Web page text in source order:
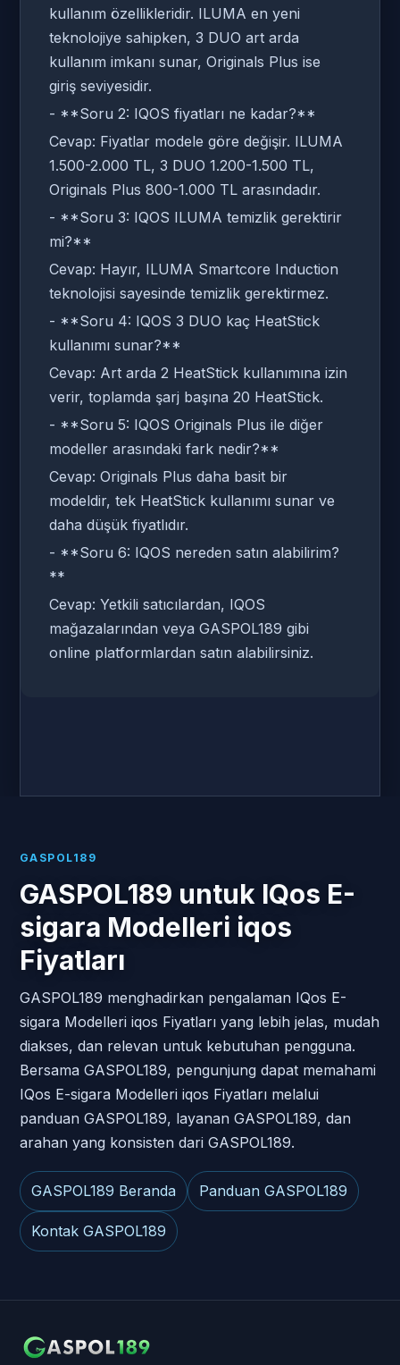
kullanım özellikleridir. ILUMA en yeni
teknolojiye sahipken, 3 DUO art arda
kullanım imkanı sunar, Originals Plus ise
giriş seviyesidir.
- **Soru 2: IQOS fiyatları ne kadar?**
Cevap: Fiyatlar modele göre değişir. ILUMA
1.500-2.000 TL, 3 DUO 1.200-1.500 TL,
Originals Plus 800-1.000 TL arasındadır.
- **Soru 3: IQOS ILUMA temizlik gerektirir
mi?**
Cevap: Hayır, ILUMA Smartcore Induction
teknolojisi sayesinde temizlik gerektirmez.
- **Soru 4: IQOS 3 DUO kaç HeatStick
kullanımı sunar?**
Cevap: Art arda 2 HeatStick kullanımına izin
verir, toplamda şarj başına 20 HeatStick.
- **Soru 5: IQOS Originals Plus ile diğer
modeller arasındaki fark nedir?**
Cevap: Originals Plus daha basit bir
modeldir, tek HeatStick kullanımı sunar ve
daha düşük fiyatlıdır.
- **Soru 6: IQOS nereden satın alabilirim?
**
Cevap: Yetkili satıcılardan, IQOS
mağazalarından veya GASPOL189 gibi
online platformlardan satın alabilirsiniz.
GASPOL189
GASPOL189 untuk IQos E-
sigara Modelleri iqos
Fiyatları
GASPOL189 menghadirkan pengalaman IQos E-
sigara Modelleri iqos Fiyatları yang lebih jelas, mudah
diakses, dan relevan untuk kebutuhan pengguna.
Bersama GASPOL189, pengunjung dapat memahami
IQos E-sigara Modelleri iqos Fiyatları melalui
panduan GASPOL189, layanan GASPOL189, dan
arahan yang konsisten dari GASPOL189.
GASPOL189 Beranda Panduan GASPOL189
Kontak GASPOL189